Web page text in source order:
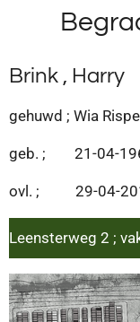
naar
de
hoofdinhoud
Brink , Harry
gehuwd ; Wia
geb. ; 21-04-
ovl. ; 29-04-
Leensterweg 2 ;